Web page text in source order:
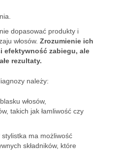
dopasować produkty i
włosów. Zrozumienie ich
zabiegu, ale
rezultaty.
należy:
włosów,
takich jak łamliwość czy
ma możliwość
składników, które